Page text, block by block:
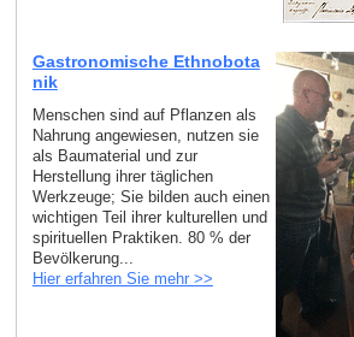
Gastronomische Ethnobota
nik
Menschen sind auf Pflanzen als
Nahrung angewiesen, nutzen sie
als Baumaterial und zur
Herstellung ihrer täglichen
Werkzeuge; Sie bilden auch einen
wichtigen Teil ihrer kulturellen und
spirituellen Praktiken. 80 % der
Bevölkerung...
Hier erfahren Sie mehr >>